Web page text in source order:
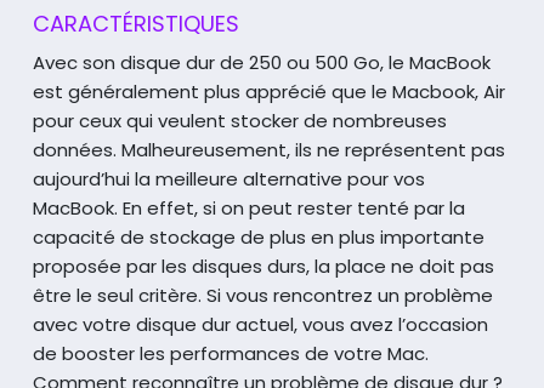
CARACTÉRISTIQUES
Avec son disque dur de 250 ou 500 Go, le MacBook
est généralement plus apprécié que le Macbook, Air
pour ceux qui veulent stocker de nombreuses
données. Malheureusement, ils ne représentent pas
aujourd’hui la meilleure alternative pour vos
MacBook. En effet, si on peut rester tenté par la
capacité de stockage de plus en plus importante
proposée par les disques durs, la place ne doit pas
être le seul critère. Si vous rencontrez un problème
avec votre disque dur actuel, vous avez l’occasion
de booster les performances de votre Mac.